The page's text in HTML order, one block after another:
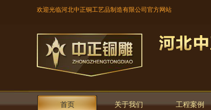
欢迎光临河北中正铜工艺品制造有限公司官方网站
首页 关于我们 工程案例